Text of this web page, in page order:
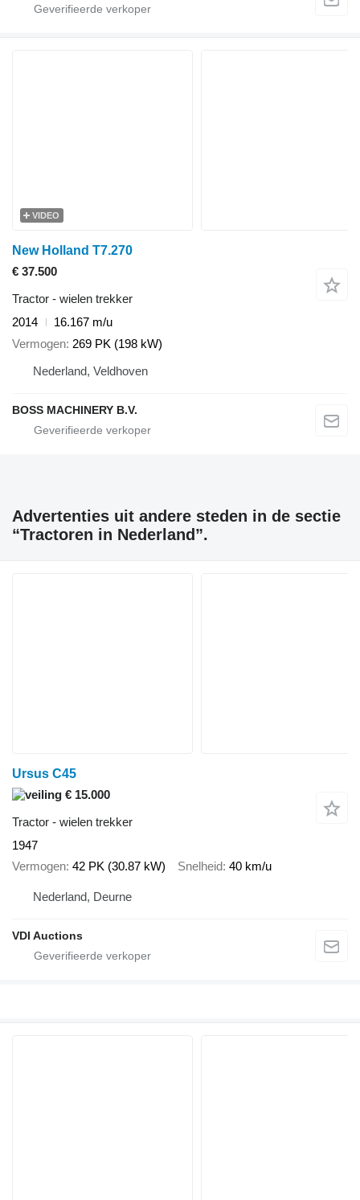
VIDEO
New Holland T7.270
€ 37.500
Tractor - wielen trekker
2014
16.167 m/u
Vermogen 269 PK (198 kW)
Nederland, Veldhoven
BOSS MACHINERY B.V.
Advertenties uit andere steden in de sectie
“Tractoren in Nederland”.
Ursus C45
€ 15.000
Tractor - wielen trekker
1947
Vermogen 42 PK (30.87 kW) Snelheid 40 km/u
Nederland, Deurne
VDI Auctions